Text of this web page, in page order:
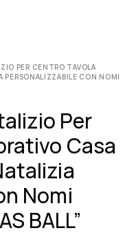
PER CENTRO TAVOLA
PERSONALIZZABILE CON NOMI
Per
Casa
Nomi
BALL”